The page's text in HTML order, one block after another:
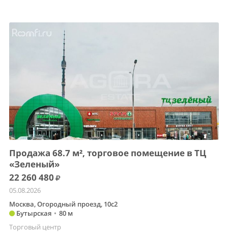
Продажа 68.7 м², торговое помещение в ТЦ
«Зеленый»
22 260 480
05.08.2026
Москва, Огородный проезд, 10с2
Бутырская • 80 м
Торговый центр